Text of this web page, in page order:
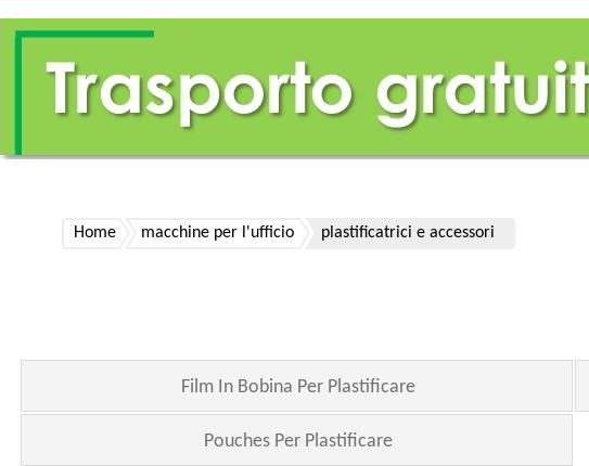
Home macchine per l'ufficio plastificatrici e accessori
Film In Bobina Per Plastificare
Pouches Per Plastificare